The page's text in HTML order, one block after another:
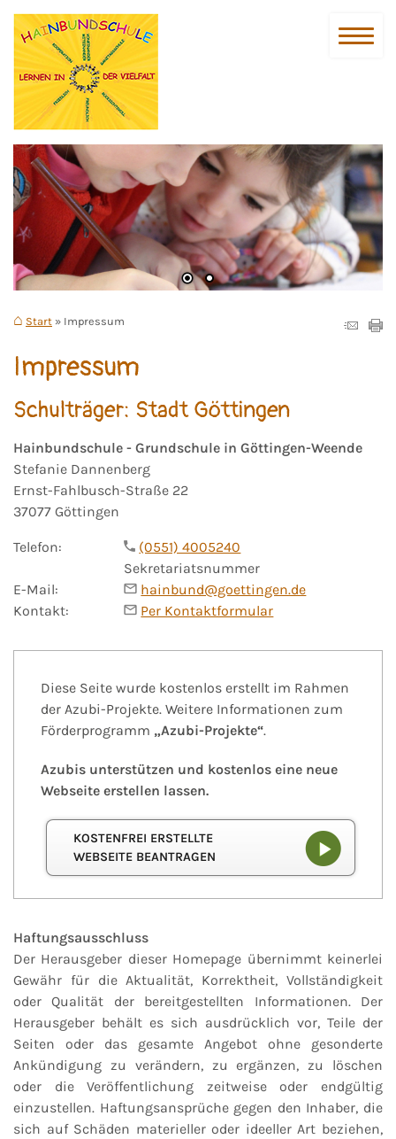
Start Impressum
Impressum
Schulträger: Stadt Göttingen
Hainbundschule - Grundschule in Göttingen-Weende
Stefanie Dannenberg
Ernst-Fahlbusch-Straße 22
37077 Göttingen
Telefon:
(0551) 4005240
Sekretariatsnummer
E-Mail:
hainbund@goettingen.de
Kontakt:
Per Kontaktformular
Diese Seite wurde kostenlos erstellt im Rahmen
der Azubi-Projekte. Weitere Informationen zum
Förderprogramm „Azubi-Projekte“.
Azubis unterstützen und kostenlos eine neue
Webseite erstellen lassen.
KOSTENFREI ERSTELLTE
WEBSEITE BEANTRAGEN
Haftungsausschluss
Der Herausgeber dieser Homepage übernimmt keinerlei
Gewähr für die Aktualität, Korrektheit, Vollständigkeit
oder Qualität der bereitgestellten Informationen. Der
Herausgeber behält es sich ausdrücklich vor, Teile der
Seiten oder das gesamte Angebot ohne gesonderte
Ankündigung zu verändern, zu ergänzen, zu löschen
oder die Veröffentlichung zeitweise oder endgültig
einzustellen. Haftungsansprüche gegen den Inhaber, die
sich auf Schäden materieller oder ideeller Art beziehen,